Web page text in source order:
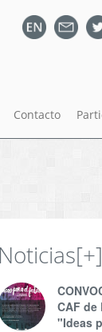
Contacto
Noticias[+]
CAF
"Ideas